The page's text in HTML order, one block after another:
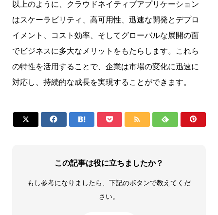
以上のように、クラウドネイティブアプリケーション
はスケーラビリティ、高可用性、迅速な開発とデプロ
イメント、コスト効率、そしてグローバルな展開の面
でビジネスに多大なメリットをもたらします。これら
の特性を活用することで、企業は市場の変化に迅速に
対応し、持続的な成長を実現することができます。
      
この記事は役に立ちましたか？
もし参考になりましたら、下記のボタンで教えてくだ
さい。